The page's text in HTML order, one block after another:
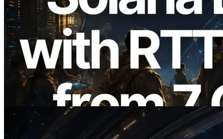
2026.08.05
ERPC ขยาย Solana Leader Slot API ด้วย
การวัด Ping จาก 7 Region ทั่วโลก พร้อม
เปิดตัว Validators Information API